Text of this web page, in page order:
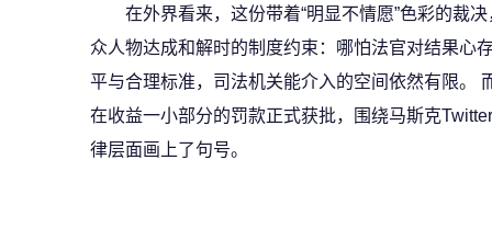
在外界看来，这份带着“明显不情愿”色彩的裁
众人物达成和解时的制度约束：哪怕法官对结果心
平与合理标准，司法机关能介入的空间依然有限。
在收益一小部分的罚款正式获批，围绕马斯克
律层面画上了句号。